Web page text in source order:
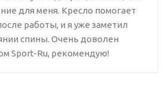
для меня. Кресло помогает
работы, и я уже заметил
спины. Очень доволен
Sport-Ru, рекомендую!